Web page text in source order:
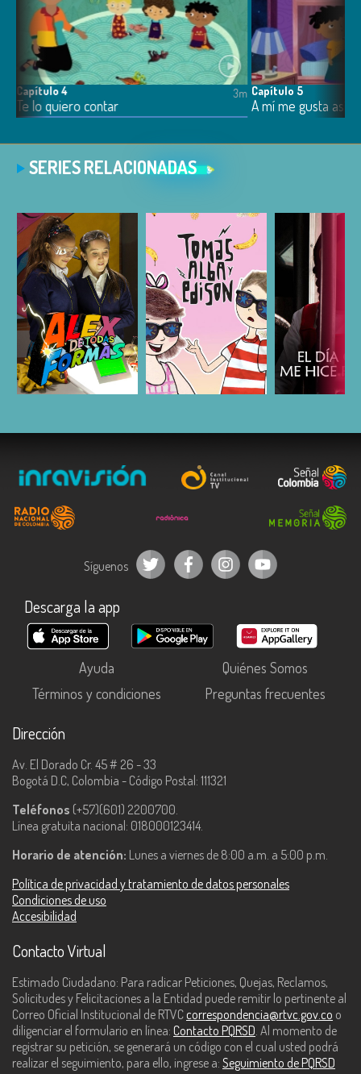
Capítulo 4
Te lo quiero contar
3m Capítulo 5
A mí me gusta así
SERIES RELACIONADAS
ESCUCHAR ESCUCHAR
Síguenos
Descarga la app
Ayuda
Quiénes Somos
Términos y condiciones
Preguntas frecuentes
Dirección
Av. El Dorado Cr. 45 # 26 - 33
Bogotá D.C, Colombia - Código Postal: 111321
Teléfonos (+57)(601) 2200700.
Línea gratuita nacional: 018000123414.
Horario de atención: Lunes a viernes de 8:00 a.m. a 5:00 p.m.
Política de privacidad y tratamiento de datos personales
Condiciones de uso
Accesibilidad
Contacto Virtual
Estimado Ciudadano: Para radicar Peticiones, Quejas, Reclamos,
Solicitudes y Felicitaciones a la Entidad puede remitir lo pertinente al
Correo Oficial Institucional de RTVC correspondencia@rtvc.gov.co o
diligenciar el formulario en línea: Contacto PQRSD. Al momento de
registrar su petición, se generará un código con el cual usted podrá
realizar el seguimiento, para ello, ingrese a: Seguimiento de PQRSD